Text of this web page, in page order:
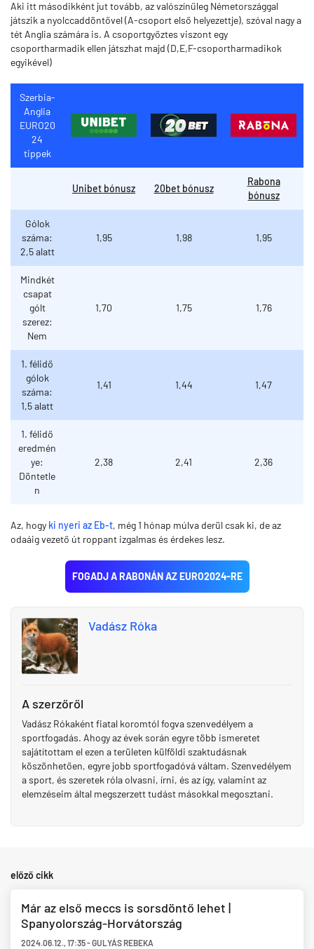
Aki itt másodikként jut tovább, az valószínűleg Németországgal
játszik a nyolccaddöntővel (A-csoport első helyezettje), szóval nagy a
tét Anglia számára is. A csoportgyőztes viszont egy
csoportharmadik ellen játszhat majd (D,E,F-csoportharmadikok
egyikével)
Szerbia-
Anglia
EURO20
24
tippek
Unibet bónusz 20bet bónusz
Rabona
bónusz
Gólok
száma:
2,5 alatt
1,95 1,98 1,95
Mindkét
csapat
gólt
szerez:
Nem
1,70 1,75 1,76
1. félidő
gólok
száma:
1,5 alatt
1,41 1,44 1,47
1. félidő
eredmén
ye:
Döntetle
n
2,38 2,41 2,36
Az, hogy ki nyeri az Eb-t, még 1 hónap múlva derül csak ki, de az
odaáig vezető út roppant izgalmas és érdekes lesz.
FOGADJ A RABONÁN AZ EURO2024-RE
Vadász Róka
A szerzőről
Vadász Rókaként fiatal koromtól fogva szenvedélyem a
sportfogadás. Ahogy az évek során egyre több ismeretet
sajátítottam el ezen a területen külföldi szaktudásnak
köszönhetően, egyre jobb sportfogadóvá váltam. Szenvedélyem
a sport, és szeretek róla olvasni, írni, és az így, valamint az
elemzéseim által megszerzett tudást másokkal megosztani.
előző cikk
Már az első meccs is sorsdöntő lehet |
Spanyolország-Horvátország
2024.06.12.,17:35-GULYÁS REBEKA